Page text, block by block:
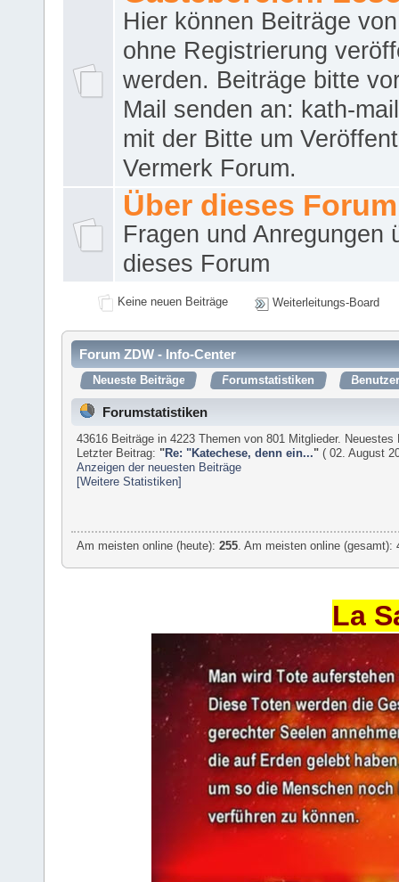
Hier können Beiträge
ohne Registrierung
werden. Beiträge bitte
Mail senden an: kath-
mit der Bitte um
Vermerk Forum.
Über dieses Forum
Fragen und Anregungen
dieses Forum
Keine neuen Beiträge Weiterleitungs-Board
Forum ZDW - Info-Center
Neueste Beiträge Forumstatistiken
Forumstatistiken
43616 Beiträge in 4223 Themen von 801 Mitglieder.
Letzter Beitrag: "Re: "Katechese, denn ein..." ( 02. August
Anzeigen der neuesten Beiträge
[Weitere Statistiken]
Am meisten online (heute):255 . Am meisten online
La